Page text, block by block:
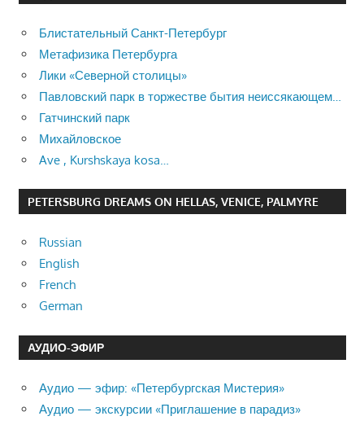
Блистательный Санкт-Петербург
Метафизика Петербурга
Лики «Северной столицы»
Павловский парк в торжестве бытия неиссякающем…
Гатчинский парк
Михайловское
Ave , Kurshskaya kosa…
PETERSBURG DREAMS ON HELLAS, VENICE, PALMYRE
Russian
English
French
German
АУДИО-ЭФИР
Аудио — эфир: «Петербургская Мистерия»
Аудио — экскурсии «Приглашение в парадиз»